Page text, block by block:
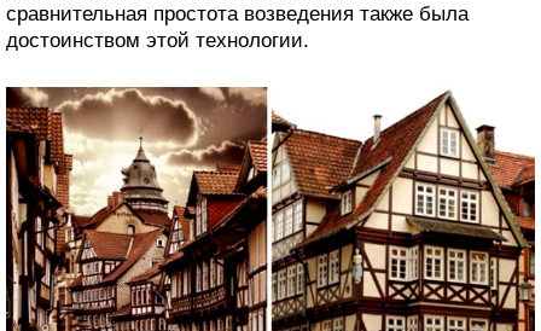
сравнительная простота возведения также была
достоинством этой технологии.